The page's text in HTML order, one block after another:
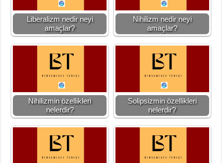
Liberalizm nedir neyi
amaçlar?
Nihilizm nedir neyi
amaçlar?
Nihilizmin özellikleri
nelerdir?
Solipsizmin özellikleri
nelerdir?